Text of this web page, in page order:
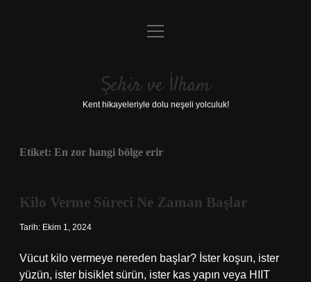
Anasayfa
Yasal Uyarı
menüyü
Şehir ve İlham
Kent hikayeleriyle dolu neşeli yolculuk!
Etiket: En zor hangi bölge erir
Kilo Verme Süreci Ne Zaman Başlar
Tarih: Ekim 1, 2024
Vücut kilo vermeye nereden başlar? İster koşun, ister
yüzün, ister bisiklet sürün, ister kas yapın veya HIIT